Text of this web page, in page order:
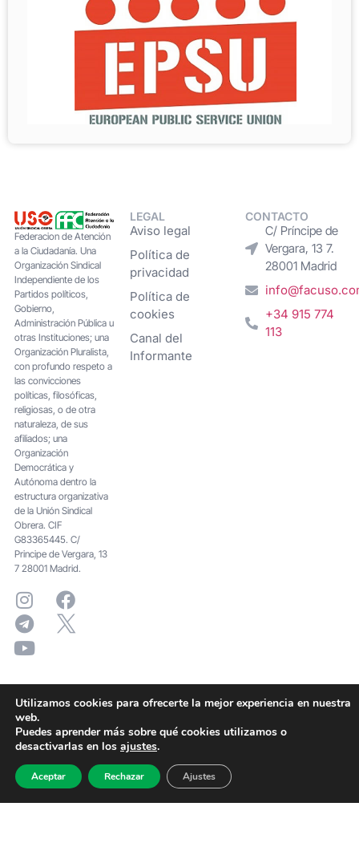
Federacion de Atención
a la Ciudadanía. Una
Organización Sindical
Independiente de los
Partidos políticos,
Gobierno,
Administración Pública u
otras Instituciones; una
Organización Pluralista,
con profundo respeto a
las convicciones
políticas, filosóficas,
religiosas, o de otra
naturaleza, de sus
afiliados; una
Organización
Democrática y
Autónoma dentro la
estructura organizativa
de la Unión Sindical
Obrera. CIF
G83365445. C/
Principe de Vergara, 13
7 28001 Madrid.
LEGAL
Aviso legal
Política de
privacidad
Política de
cookies
Canal del
Informante
CONTACTO
C/ Príncipe de
Vergara, 13 7.
28001 Madrid
+34 915 774
113
Utilizamos cookies para ofrecerte la mejor experiencia en nuestra
web.
Puedes aprender más sobre qué cookies utilizamos o
desactivarlas en los ajustes.
Aceptar Rechazar Ajustes